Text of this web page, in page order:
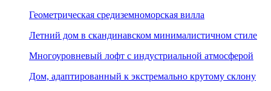
Геометрическая средиземноморская вилла
Летний дом в скандинавском минималистичном стиле
Многоуровневый лофт с индустриальной атмосферой
Дом, адаптированный к экстремально крутому склону